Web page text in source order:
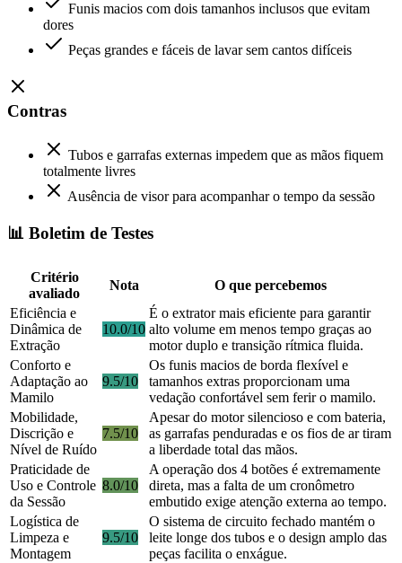
Funis macios com dois tamanhos inclusos que evitam
dores
Peças grandes e fáceis de lavar sem cantos difíceis
Contras
Tubos e garrafas externas impedem que as mãos fiquem
totalmente livres
Ausência de visor para acompanhar o tempo da sessão
📊 Boletim de Testes
Critério
avaliado
Nota
O que percebemos
Eficiência e
Dinâmica de
Extração
10.0/10
É o extrator mais eficiente para garantir
alto volume em menos tempo graças ao
motor duplo e transição rítmica fluida.
Conforto e
Adaptação ao
Mamilo
9.5/10
Os funis macios de borda flexível e
tamanhos extras proporcionam uma
vedação confortável sem ferir o mamilo.
Mobilidade,
Discrição e
Nível de Ruído
7.5/10
Apesar do motor silencioso e com bateria,
as garrafas penduradas e os fios de ar tiram
a liberdade total das mãos.
Praticidade de
Uso e Controle
da Sessão
8.0/10
A operação dos 4 botões é extremamente
direta, mas a falta de um cronômetro
embutido exige atenção externa ao tempo.
Logística de
Limpeza e
Montagem
9.5/10
O sistema de circuito fechado mantém o
leite longe dos tubos e o design amplo das
peças facilita o enxágue.